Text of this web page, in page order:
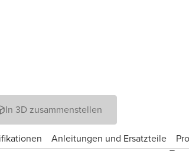
In 3D zusammenstellen
Anleitungen und Ersatzteile